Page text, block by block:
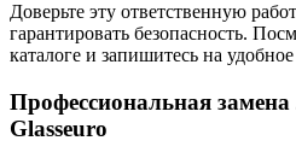
Доверьте эту ответственную
гарантировать безопасность.
каталоге и запишитесь на
Профессиональная замена
Glasseuro